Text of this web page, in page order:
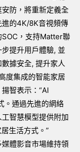
防，將重新定義全
的4K/8K音視頻傳
SOC ，支持Matter聯
提升用戶體驗, 並
據安全, 提升家人
度集成的智能家居
智表示：“AI
。通過先進的網絡
智慧模型提供附加
生活方式。”
體影音市場維持領